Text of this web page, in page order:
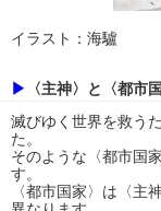
イラスト：海驢
▶
〈主神〉と〈都市国
滅びゆく世界を救う
た。
そのような〈都市国
す。
〈都市国家〉は〈主